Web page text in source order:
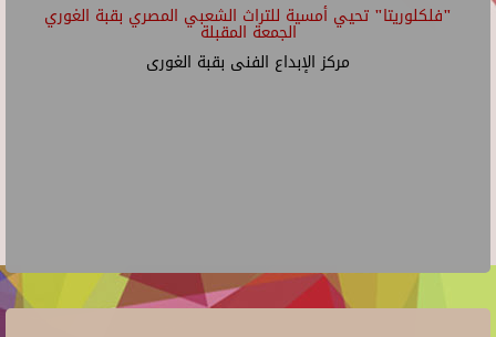
"فلكلوريتا" تحيي أمسية للتراث الشعبي المصري بقبة الغوري
الجمعة المقبلة
مركز الإبداع الفنى بقبة الغورى